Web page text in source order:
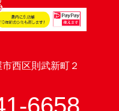
西区則武新町２